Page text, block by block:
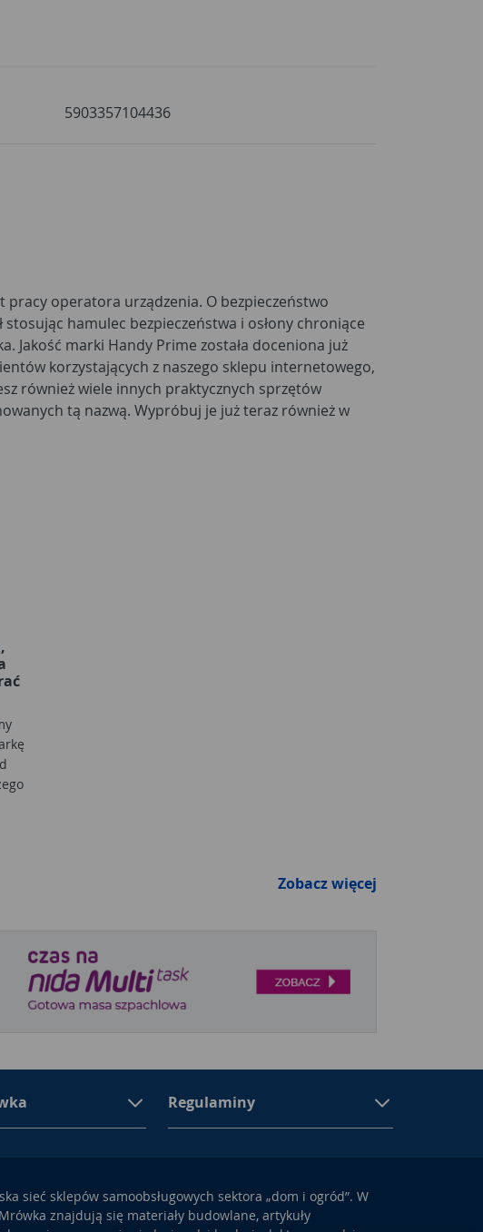
5903357104436
Zobacz więcej
Regulaminy
sieć sklepów samoobsługowych sektora „dom i ogród”. W
znajdują się materiały budowlane, artykuły